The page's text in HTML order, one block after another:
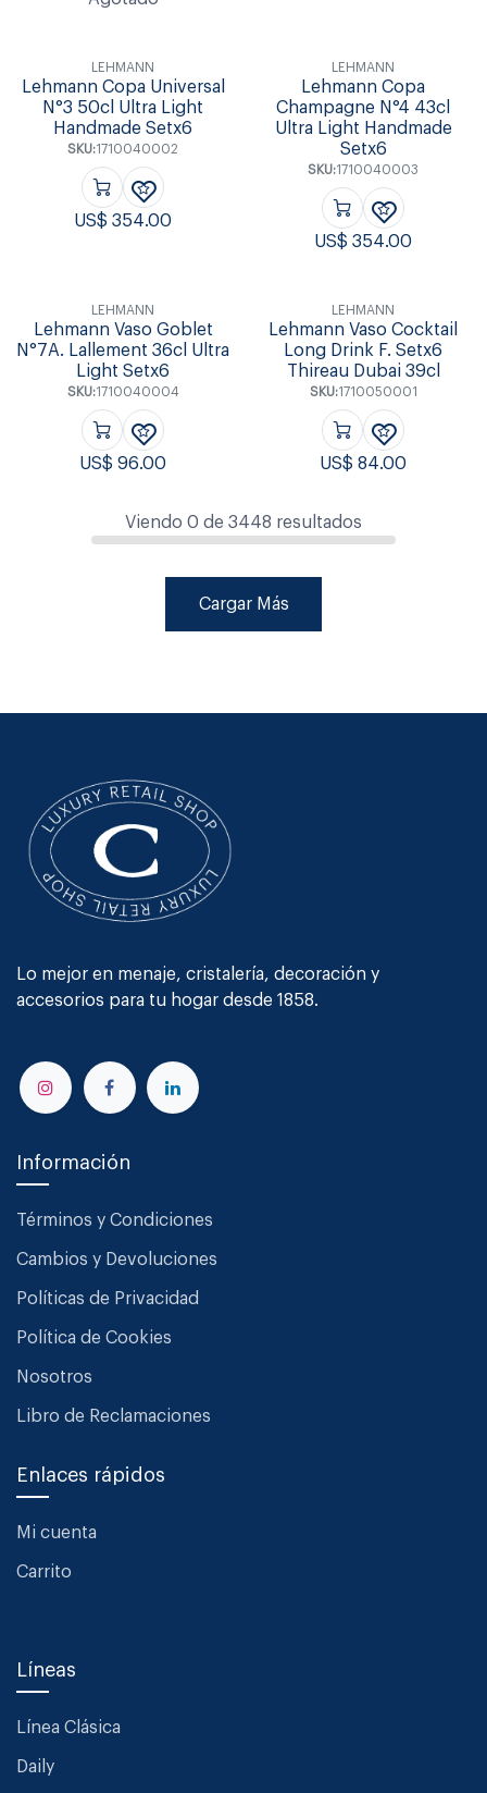
LEHMANN
Lehmann Copa Universal
N°3 50cl Ultra Light
Handmade Setx6
SKU:1710040002
US$354.00
LEHMANN
Lehmann Copa
Champagne N°4 43cl
Ultra Light Handmade
Setx6
SKU:1710040003
US$354.00
LEHMANN
Lehmann Vaso Goblet
N°7A. Lallement 36cl Ultra
Light Setx6
SKU:1710040004
US$96.00
LEHMANN
Lehmann Vaso Cocktail
Long Drink F. Setx6
Thireau Dubai 39cl
SKU:1710050001
US$84.00
Viendo 0 de 3448 resultados
Cargar Más
Lo mejor en menaje, cristalería, decoración y
accesorios para tu hogar desde 1858.
Información
Términos y Condiciones
Cambios y Devoluciones
Políticas de Privacidad
Política de Cookies
Nosotros
Libro de Reclamaciones
Enlaces rápidos
Mi cuenta
Carrito
Líneas
Línea Clásica
Daily